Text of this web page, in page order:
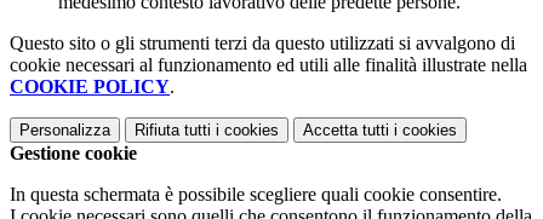
Questo sito o gli strumenti terzi da questo utilizzati si avvalgono di
cookie necessari al funzionamento ed utili alle finalità illustrate nella
COOKIE POLICY.
Personalizza Rifiuta tutti i cookies Accetta tutti i cookies
Gestione cookie
In questa schermata è possibile scegliere quali cookie consentire.